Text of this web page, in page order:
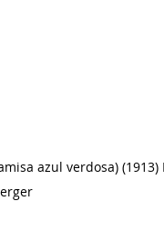
azul verdosa)